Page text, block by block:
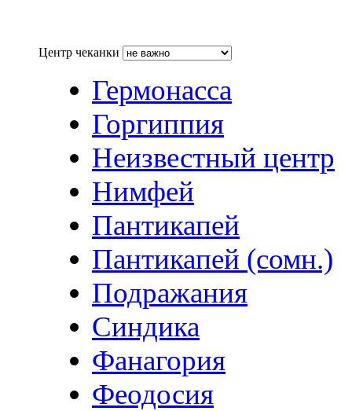
Центр чеканки
Гермонасса
Горгиппия
Неизвестный центр
Нимфей
Пантикапей
Пантикапей (сомн.)
Подражания
Синдика
Фанагория
Феодосия